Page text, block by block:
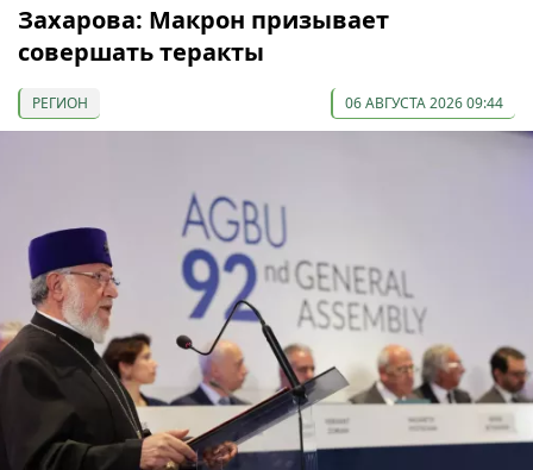
Захарова: Макрон призывает
совершать теракты
РЕГИОН 06 АВГУСТА 2026 09:44